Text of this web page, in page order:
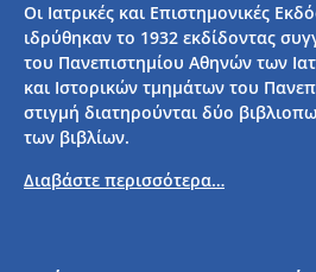
Οι Ιατρικές και Επιστημονικές
ιδρύθηκαν το 1932 εκδίδοντας
του Πανεπιστημίου Αθηνών των
και Ιστορικών τμημάτων του
στιγμή διατηρούνται δύο
των βιβλίων.
Διαβάστε περισσότερα…